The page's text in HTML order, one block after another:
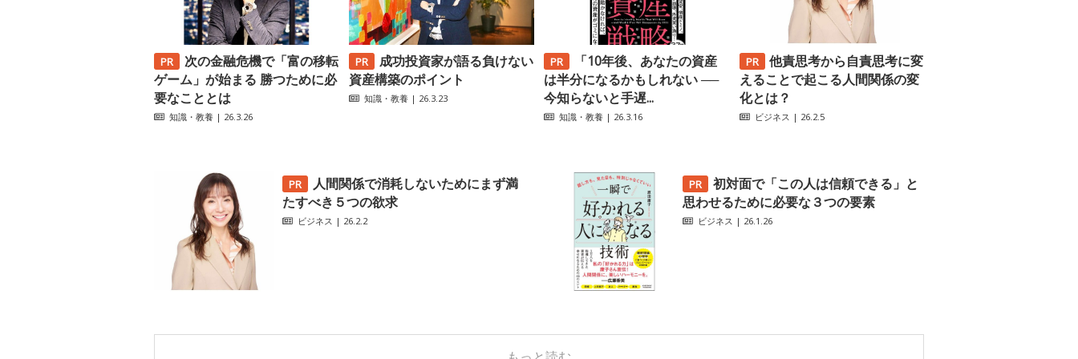
次の金融危機で「富の移転
ゲーム」が始まる 勝つために必
要なこととは
知識・教養 | 26.3.26
成功投資家が語る負けない
資産構築のポイント
知識・教養 | 26.3.23
「10年後、あなたの資産
は半分になるかもしれない ──
今知らないと手遅...
知識・教養 | 26.3.16
他責思考から自責思考に変
えることで起こる人間関係の変
化とは？
ビジネス | 26.2.5
人間関係で消耗しないためにまず満
たすべき５つの欲求
ビジネス | 26.2.2
初対面で「この人は信頼できる」と
思わせるために必要な３つの要素
ビジネス | 26.1.26